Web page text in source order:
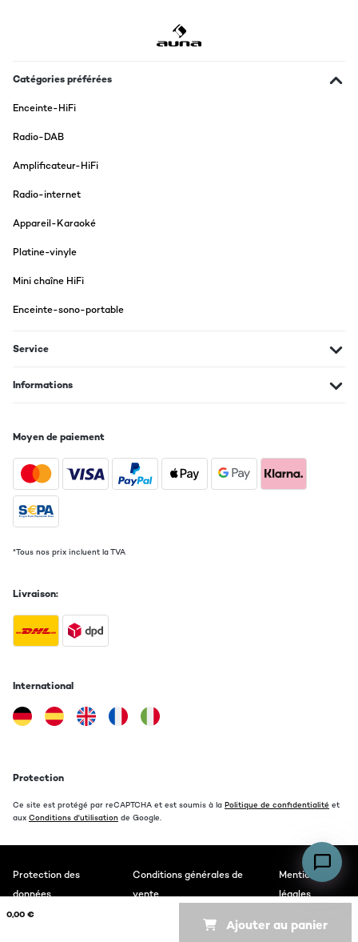
0,00 €
Ajouter au panier
Catégories préférées
Enceinte-HiFi
Radio-DAB
Amplificateur-HiFi
Radio-internet
Appareil-Karaoké
Platine-vinyle
Mini chaîne HiFi
Enceinte-sono-portable
Service
Informations
Moyen de paiement
*Tous nos prix incluent la TVA
Livraison:
International
Protection
Ce site est protégé par reCAPTCHA et est soumis à la Politique de confidentialité et
aux Conditions d'utilisation de Google.
Protection des
données
Conditions générales de
vente
Mentions
légales
Copyright © 2026 auna. All rights reserved